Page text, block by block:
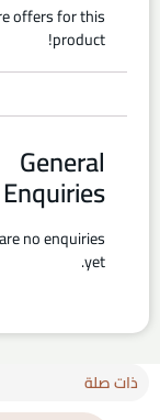
offers for this
product!
General
Enquiries
no enquiries
yet.
ذات صلة